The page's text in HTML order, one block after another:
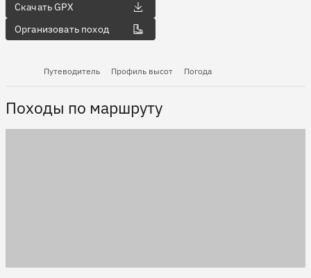
Скачать GPX
Организовать поход
Путеводитель Профиль высот Погода
Походы по маршруту